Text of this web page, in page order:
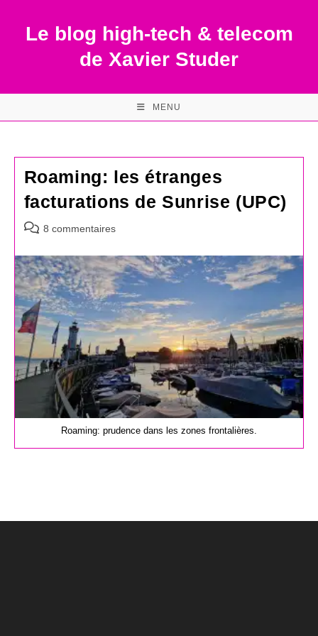
contentLe blog high-tech & telecom
de Xavier Studer
MENU
Roaming: les étranges
facturations de Sunrise (UPC)
Commentaires
la
publication :
8 commentaires
Roaming: prudence dans les zones frontalières.